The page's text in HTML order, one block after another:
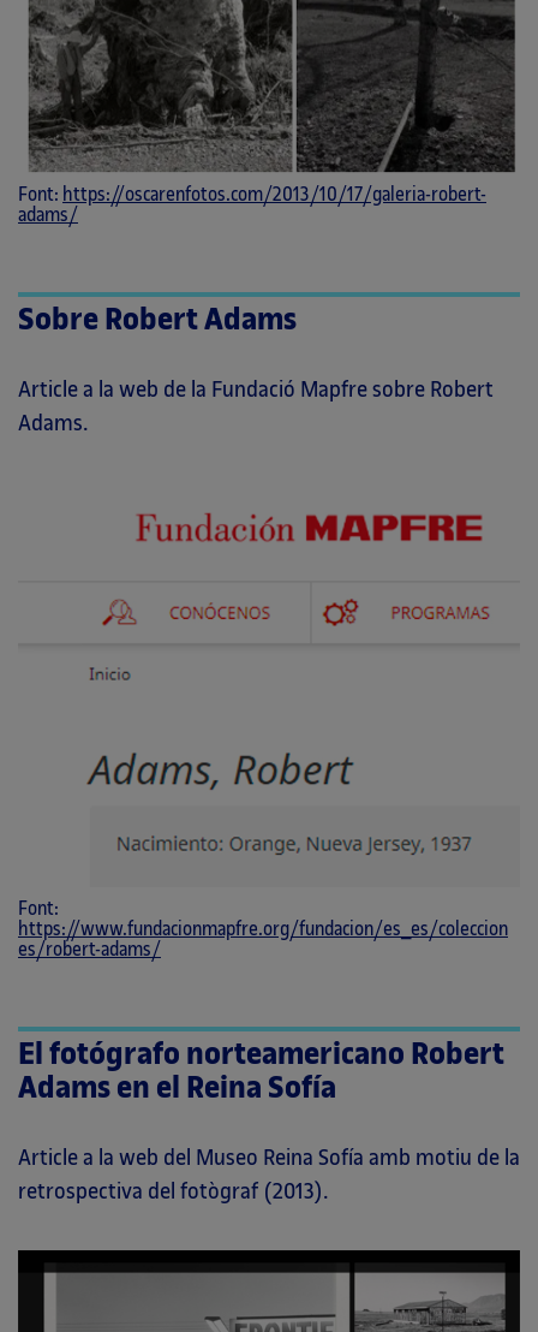
Font: https://oscarenfotos.com/2013/10/17/galeria-robert-
adams/
Sobre Robert Adams
Article a la web de la Fundació Mapfre sobre Robert
Adams.
Font:
https://www.fundacionmapfre.org/fundacion/es_es/coleccion
es/robert-adams/
El fotógrafo norteamericano Robert
Adams en el Reina Sofía
Article a la web del Museo Reina Sofía amb motiu de la
retrospectiva del fotògraf (2013).